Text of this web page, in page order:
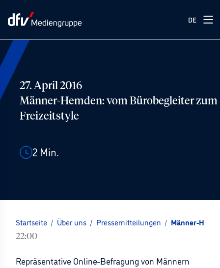
DE
27. April 2016
Männer-Hemden: vom Bürobegleiter zum
Freizeitstyle
2 Min.
Startseite / Über uns / Pressemitteilungen / Männer-
22:00
Repräsentative Online-Befragung von Männern